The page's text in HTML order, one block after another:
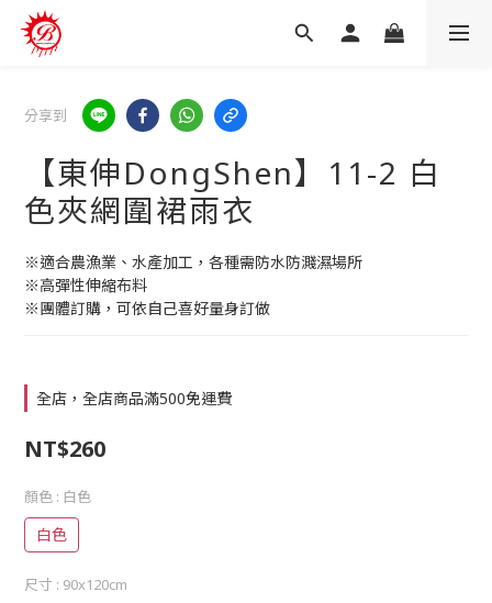
分享到
【東伸DongShen】11-2 白
色夾網圍裙雨衣
※適合農漁業、水產加工，各種需防水防濺濕場所
※高彈性伸縮布料
※團體訂購，可依自己喜好量身訂做
全店，全店商品滿500免運費
NT$260
顏色 : 白色
白色
尺寸 : 90x120cm